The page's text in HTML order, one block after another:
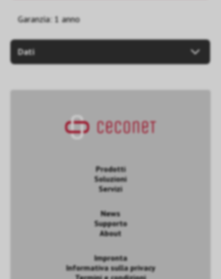
Garanzia: 1 anno
Dati
Prodotti
Soluzioni
Servizi
News
Supporto
About
Impronta
Informativa sulla privacy